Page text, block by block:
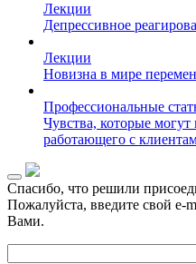
Лекции
Депрессивное
Лекции
Новизна в мире
Профессиональные
Чувства, которые могут
работающего с
Спасибо, что решили
Пожалуйста, введите свой e-
Вами.